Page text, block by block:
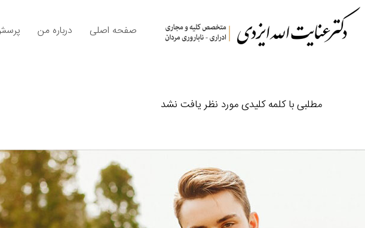
صفحه اصلی درباره من
مطلبی با کلمه کلیدی مورد نظر یافت نشد